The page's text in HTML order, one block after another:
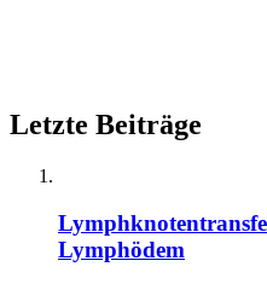
Letzte Beiträge
Lymphödem